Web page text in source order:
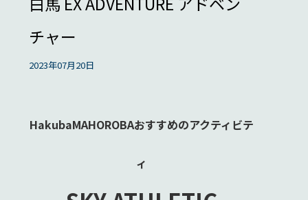
チャー
2023年07月20日
HakubaMAHOROBAおすすめのアクティビテ
ィ